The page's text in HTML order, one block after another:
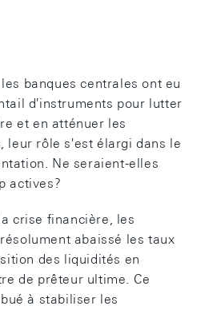
banques centrales ont eu
d'instruments pour lutter
et en atténuer les
leur rôle s'est élargi dans le
Ne seraient-elles
actives?
crise financière, les
abaissé les taux
des liquidités en
de prêteur ultime. Ce
à stabiliser les